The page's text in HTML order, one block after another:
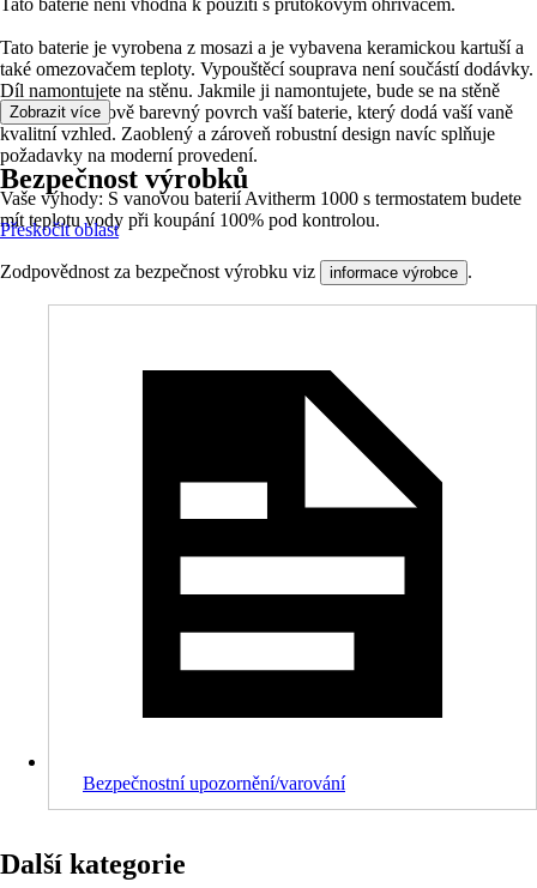
Tato baterie není vhodná k použití s průtokovým ohřívačem.
Tato baterie je vyrobena z mosazi a je vybavena keramickou kartuší a
také omezovačem teploty. Vypouštěcí souprava není součástí dodávky.
Díl namontujete na stěnu. Jakmile ji namontujete, bude se na stěně
blýskat chromově barevný povrch vaší baterie, který dodá vaší vaně
kvalitní vzhled. Zaoblený a zároveň robustní design navíc splňuje
požadavky na moderní provedení.
Vaše výhody: S vanovou baterií Avitherm 1000 s termostatem budete
mít teplotu vody při koupání 100% pod kontrolou.
Zobrazit více
Bezpečnost výrobků
Přeskočit oblast
Zodpovědnost za bezpečnost výrobku viz informace výrobce .
Bezpečnostní upozornění/varování
Další kategorie